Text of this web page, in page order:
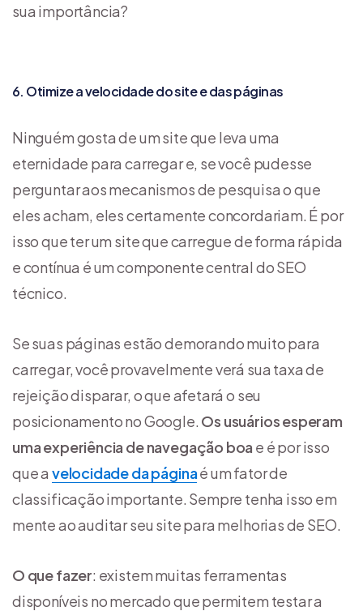
sua importância?
6. Otimize a velocidade do site e das páginas
Ninguém gosta de um site que leva uma
eternidade para carregar e, se você pudesse
perguntar aos mecanismos de pesquisa o que
eles acham, eles certamente concordariam. É por
isso que ter um site que carregue de forma rápida
e contínua é um componente central do SEO
técnico.
Se suas páginas estão demorando muito para
carregar, você provavelmente verá sua taxa de
rejeição disparar, o que afetará o seu
posicionamento no Google. Os usuários esperam
uma experiência de navegação boa e é por isso
que a velocidade da páginaé um fator de
classificação importante. Sempre tenha isso em
mente ao auditar seu site para melhorias de SEO.
O que fazer: existem muitas ferramentas
disponíveis no mercado que permitem testar a